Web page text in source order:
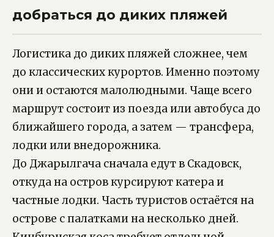
добраться до диких пляжей
Логистика до диких пляжей сложнее, чем
до классических курортов. Именно поэтому
они и остаются малолюдными. Чаще всего
маршрут состоит из поезда или автобуса до
ближайшего города, а затем — трансфера,
лодки или внедорожника.
До Джарылгача сначала едут в Скадовск,
откуда на остров курсируют катера и
частные лодки. Часть туристов остаётся на
острове с палатками на несколько дней.